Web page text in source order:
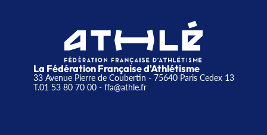
La Fédération Française d'Athlétisme
33 Avenue Pierre de Coubertin - 75640 Paris Cedex 13
T.01 53 80 70 00- ffa@athle.fr